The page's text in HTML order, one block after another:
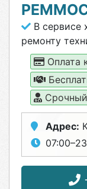
В сервисе
ремонту
Оплата
Адрес: